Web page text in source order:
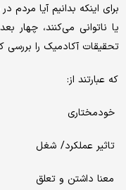
برای اینکه بدانیم آیا
یا ناتوانی می‌کنند، چهار
تحقیقات آکادمیک را بررسی
که عبارتند از:
خودمختاری
تاثیر عملکرد/ شغل
معنا داشتن و تعلق